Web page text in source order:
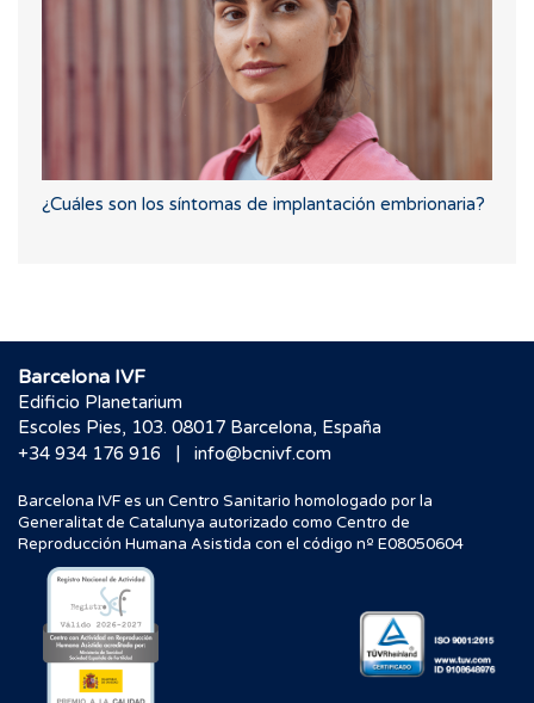
¿Cuáles son los síntomas de implantación embrionaria?
Barcelona IVF
Edificio Planetarium
Escoles Pies, 103. 08017 Barcelona, España
+34 934 176 916
| info@bcnivf.com
Barcelona IVF es un Centro Sanitario homologado por la
Generalitat de Catalunya autorizado como Centro de
Reproducción Humana Asistida con el código nº E08050604